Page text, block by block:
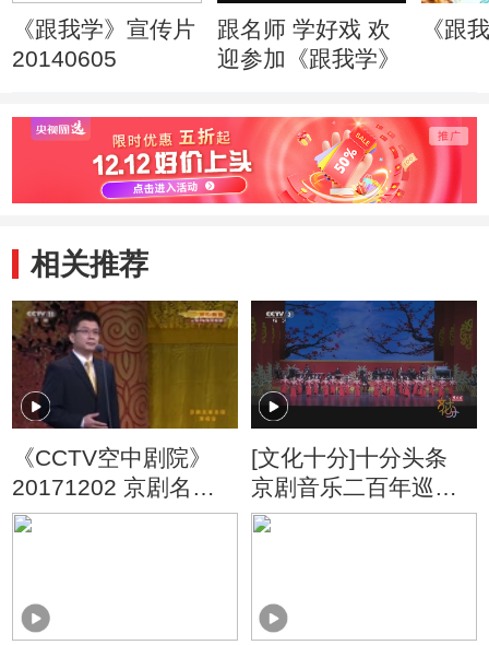
《跟我学》宣传片
20140605
跟名师 学好戏 欢
迎参加《跟我学》
《跟
相关推荐
《CCTV空中剧院》
20171202 京剧名家
名段演唱会
[文化十分]十分头条
京剧音乐二百年巡礼
（京胡篇）精彩上演